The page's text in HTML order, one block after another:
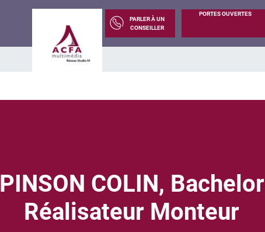
PARLER À UN
CONSEILLER
PORTES OUVERTES
PINSON COLIN, Bachelor
Réalisateur Monteur